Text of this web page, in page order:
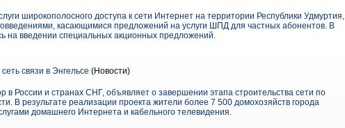
широкополосного доступа к сети Интернет на территории Республики Удмуртия,
касающимися предложений на услуги ШПД для частных абонентов. В
на введении специальных акционных предложений.
связи в Энгельсе (Новости)
России и странах СНГ, объявляет о завершении этапа строительства сети по
В результате реализации проекта жители более 7 500 домохозяйств города
домашнего Интернета и кабельного телевидения.